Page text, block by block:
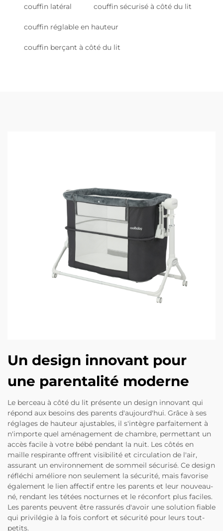
couffin latéral couffin sécurisé à côté du lit
couffin réglable en hauteur
couffin berçant à côté du lit
Un design innovant pour
une parentalité moderne
Le berceau à côté du lit présente un design innovant qui
répond aux besoins des parents d'aujourd'hui. Grâce à ses
réglages de hauteur ajustables, il s'intègre parfaitement à
n'importe quel aménagement de chambre, permettant un
accès facile à votre bébé pendant la nuit. Les côtés en
maille respirante offrent visibilité et circulation de l'air,
assurant un environnement de sommeil sécurisé. Ce design
réfléchi améliore non seulement la sécurité, mais favorise
également le lien affectif entre les parents et leur nouveau-
né, rendant les tétées nocturnes et le réconfort plus faciles.
Les parents peuvent être rassurés d'avoir une solution fiable
qui privilégie à la fois confort et sécurité pour leurs tout-
petits.